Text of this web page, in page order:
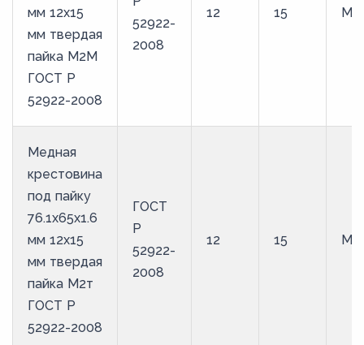
мм 12х15
мм твердая
пайка М2М
ГОСТ Р
52922-2008
52922-
2008
12 15
Медная
крестовина
под пайку
76.1х65х1.6
мм 12х15
мм твердая
пайка М2т
ГОСТ Р
52922-2008
ГОСТ
Р
52922-
2008
12 15